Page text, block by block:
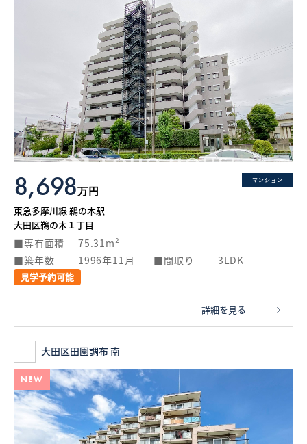
マンション
8,698万円
東急多摩川線 鵜の木駅
大田区鵜の木１丁目
専有面積
75.31m²
築年数
1996年11月 間取り 3LDK
見学予約可能
詳細を見る
大田区田園調布 南
NEW